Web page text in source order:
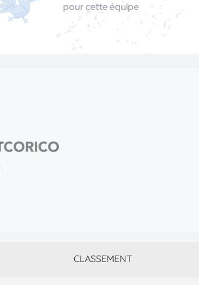
pour cette équipe
CLASSEMENT